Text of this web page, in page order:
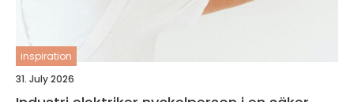
inspiration
31. July 2026